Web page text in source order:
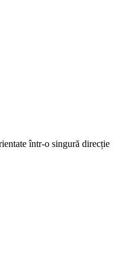
într-o singură direcție